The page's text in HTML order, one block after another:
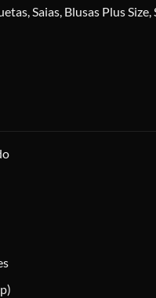
Saias, Blusas Plus